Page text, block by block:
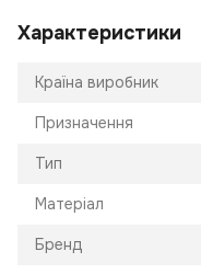
Характеристики
Країна виробник
Призначення
Тип
Матеріал
Бренд